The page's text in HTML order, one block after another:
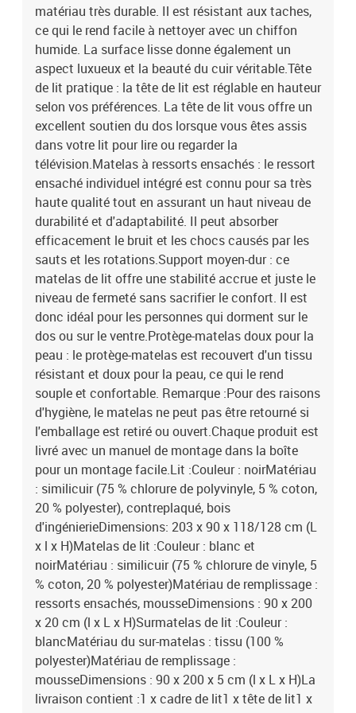
matériau très durable. Il est résistant aux taches,
ce qui le rend facile à nettoyer avec un chiffon
humide. La surface lisse donne également un
aspect luxueux et la beauté du cuir véritable.Tête
de lit pratique : la tête de lit est réglable en hauteur
selon vos préférences. La tête de lit vous offre un
excellent soutien du dos lorsque vous êtes assis
dans votre lit pour lire ou regarder la
télévision.Matelas à ressorts ensachés : le ressort
ensaché individuel intégré est connu pour sa très
haute qualité tout en assurant un haut niveau de
durabilité et d'adaptabilité. Il peut absorber
efficacement le bruit et les chocs causés par les
sauts et les rotations.Support moyen-dur : ce
matelas de lit offre une stabilité accrue et juste le
niveau de fermeté sans sacrifier le confort. Il est
donc idéal pour les personnes qui dorment sur le
dos ou sur le ventre.Protège-matelas doux pour la
peau : le protège-matelas est recouvert d'un tissu
résistant et doux pour la peau, ce qui le rend
souple et confortable. Remarque :Pour des raisons
d'hygiène, le matelas ne peut pas être retourné si
l'emballage est retiré ou ouvert.Chaque produit est
livré avec un manuel de montage dans la boîte
pour un montage facile.Lit :Couleur : noirMatériau
: similicuir (75 % chlorure de polyvinyle, 5 % coton,
20 % polyester), contreplaqué, bois
d'ingénierieDimensions: 203 x 90 x 118/128 cm (L
x l x H)Matelas de lit :Couleur : blanc et
noirMatériau : similicuir (75 % chlorure de vinyle, 5
% coton, 20 % polyester)Matériau de remplissage :
ressorts ensachés, mousseDimensions : 90 x 200
x 20 cm (l x L x H)Surmatelas de lit :Couleur :
blancMatériau du sur-matelas : tissu (100 %
polyester)Matériau de remplissage :
mousseDimensions : 90 x 200 x 5 cm (l x L x H)La
livraison contient :1 x cadre de lit1 x tête de lit1 x